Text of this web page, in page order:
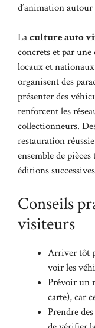
d’animation
Laculture auto
concrets et par une
locaux et
organisent des
présenter des
renforcent les
collectionneurs.
restauration
ensemble de
éditions
Conseils
visiteurs
Arriver tôt
voir les
Prévoir un
carte), car
Prendre